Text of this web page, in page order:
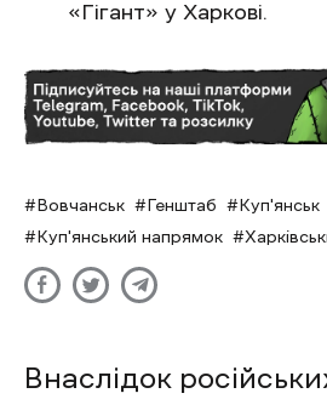
«Гігант» у Харкові.
Вовчанськ Генштаб
Куп'янськ
Куп'янський напрямок
Внаслідок